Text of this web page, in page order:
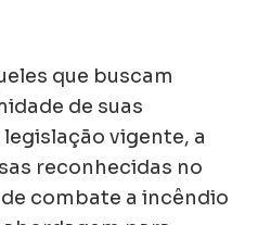
que buscam
de suas
vigente, a
reconhecidas no
combate a incêndio